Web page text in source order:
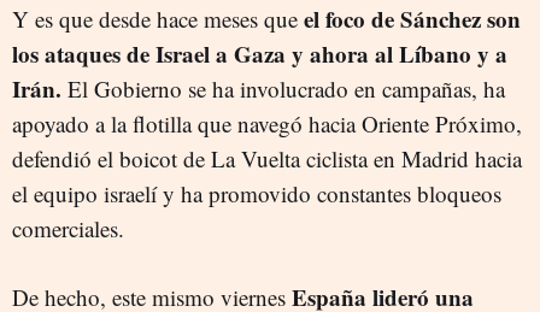
Y es que desde hace meses que el foco de Sánchez son
los ataques de Israel a Gaza y ahora al Líbano y a
Irán. El Gobierno se ha involucrado en campañas, ha
apoyado a la flotilla que navegó hacia Oriente Próximo,
defendió el boicot de La Vuelta ciclista en Madrid hacia
el equipo israelí y ha promovido constantes bloqueos
comerciales.
De hecho, este mismo viernes España lideró una